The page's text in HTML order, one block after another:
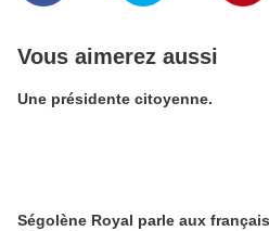
Vous aimerez aussi
Une présidente citoyenne.
Ségolène Royal parle aux français